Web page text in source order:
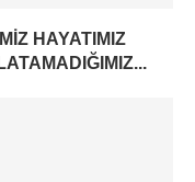
HAYATIMIZ